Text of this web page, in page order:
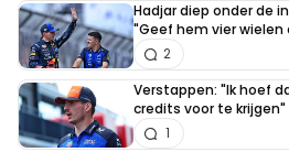
Hadjar diep onder de
"Geef hem vier wielen
2
Verstappen: "Ik hoef
credits voor te krijgen"
1